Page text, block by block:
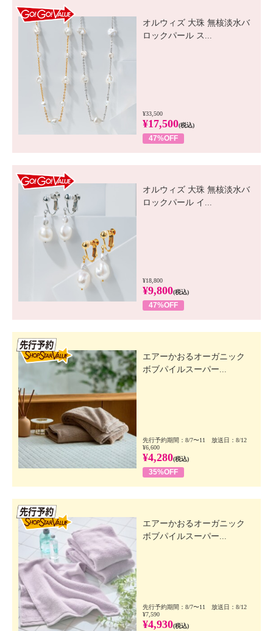
オルウィズ 大珠 無核淡水バ
ロックパール ス...
¥33,500
¥17,500(税込)
47%OFF
オルウィズ 大珠 無核淡水バ
ロックパール イ...
¥18,800
¥9,800(税込)
47%OFF
エアーかおるオーガニック
ボブパイルスーパー...
先行予約期間：8/7〜11 放送日：8/12
¥6,600
¥4,280(税込)
35%OFF
エアーかおるオーガニック
ボブパイルスーパー...
先行予約期間：8/7〜11 放送日：8/12
¥7,590
¥4,930(税込)